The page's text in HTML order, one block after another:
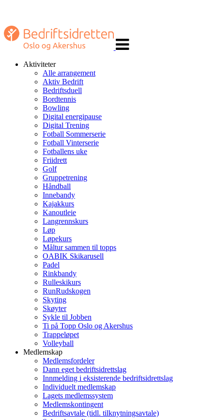
navigasjon
Aktiviteter
Alle arrangement
Aktiv Bedrift
Bedriftsduell
Bordtennis
Bowling
Digital energipause
Digital Trening
Fotball Sommerserie
Fotball Vinterserie
Fotballens uke
Friidrett
Golf
Gruppetrening
Håndball
Innebandy
Kajakkurs
Kanoutleie
Langrennskurs
Løp
Løpekurs
Måltur sammen til topps
OABIK Skikarusell
Padel
Rinkbandy
Rulleskikurs
RunRudskogen
Skyting
Skøyter
Sykle til Jobben
Ti på Topp Oslo og Akershus
Trappeløpet
Volleyball
Medlemskap
Medlemsfordeler
Dann eget bedriftsidrettslag
Innmelding i eksisterende bedriftsidrettslag
Individuelt medlemskap
Lagets medlemssystem
Medlemskontingent
Bedriftsavtale (tidl. tilknytningsavtale)